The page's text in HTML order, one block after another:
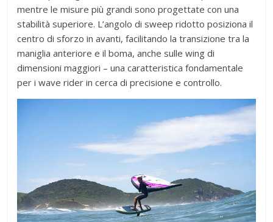
mentre le misure più grandi sono progettate con una
stabilità superiore. L’angolo di sweep ridotto posiziona il
centro di sforzo in avanti, facilitando la transizione tra la
maniglia anteriore e il boma, anche sulle wing di
dimensioni maggiori – una caratteristica fondamentale
per i wave rider in cerca di precisione e controllo.